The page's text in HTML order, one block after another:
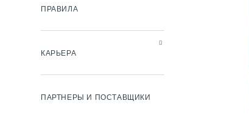
ПРАВИЛА
КАРЬЕРА
ПАРТНЕРЫ И ПОСТАВЩИКИ